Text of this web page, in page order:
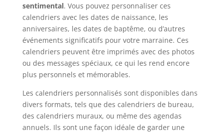
sentimental. Vous pouvez personnaliser ces
calendriers avec les dates de naissance, les
anniversaires, les dates de baptême, ou d’autres
événements significatifs pour votre marraine. Ces
calendriers peuvent être imprimés avec des photos
ou des messages spéciaux, ce qui les rend encore
plus personnels et mémorables.
Les calendriers personnalisés sont disponibles dans
divers formats, tels que des calendriers de bureau,
des calendriers muraux, ou même des agendas
annuels. Ils sont une façon idéale de garder une